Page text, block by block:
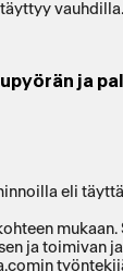
ja
eli
mukaan.
ja toimivan